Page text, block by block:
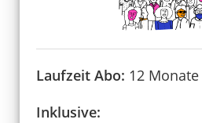
Laufzeit Abo: 12 Monate
Inklusive: